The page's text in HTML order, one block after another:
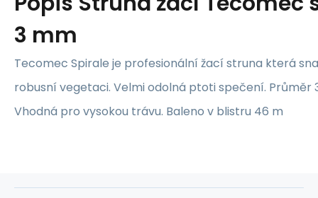
3 mm
Tecomec Spirale je profesionální žací struna která
robusní vegetaci. Velmi odolná ptoti spečení. Průměr
Vhodná pro vysokou trávu. Baleno v blistru 46 m